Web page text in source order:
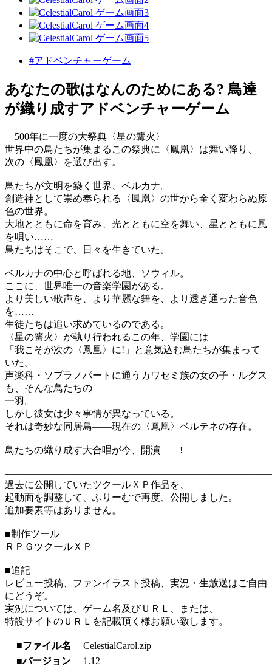
#アドベンチャーゲーム
あなたの歌はなんのためにある? 鳥達
が織り成すアドベンチャーゲーム
500年に一度の大祭典〈星の篝火〉
世界中の鳥たちが集まるこの祭典に〈鳳凰〉は舞い降り、
次の〈鳳凰〉を選び出す。
鳥たちが文明を築く世界、ベルカナ。
創造神として崇め奉られる〈鳳凰〉の世から全く変わらぬ原
色の世界。
大地とともに命を育み、光とともに空を舞い、星とともに風
を唄い……
鳥たちはそこで、日々を生きていた。
ベルカナの中心と呼ばれる地、ソウィル。
ここに、世界唯一の音楽学園がある。
より美しい歌声を、より華麗な舞を、より透き通った音色
を……
生徒たちは追い求めているのである。
〈星の篝火〉が執り行われるこの年、学園には
「我こそが次の〈鳳凰〉に!」と意気込む鳥たちが集まって
いた。
声楽科・ソプラノパートに通うカワセミ族の女の子・ルグス
も、そんな鳥たちの
一羽。
しかし彼女は少々事情が異なっている。
それは奇妙な同居鳥――現在の〈鳳凰〉ベルテネの存在。
鳥たちの織り成す大合唱が今、開演――!
過去に公開していたツクールＸＰ作品を、
起動面を調整して、ふりーむで再度、公開しました。
追加要素等はありません。
■制作ツール
ＲＰＧツクールＸＰ
■追記
レビュー投稿、ファンイラスト投稿、実況・生放送はご自由
にどうぞ。
実況については、ゲーム名及びＵＲＬ、または、
特設サイトのＵＲＬを記載頂く様お願い致します。
■ファイル名
CelestialCarol.zip
■バージョン
1.12